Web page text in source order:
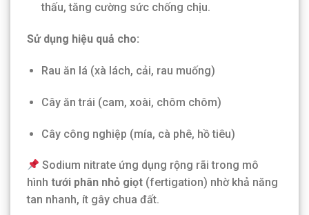
thấu, tăng cường sức chống chịu.
Sử dụng hiệu quả cho:
Rau ăn lá (xà lách, cải, rau muống)
Cây ăn trái (cam, xoài, chôm chôm)
Cây công nghiệp (mía, cà phê, hồ tiêu)
Sodium nitrate ứng dụng rộng rãi trong mô
hình tưới phân nhỏ giọt (fertigation) nhờ khả năng
tan nhanh, ít gây chua đất.